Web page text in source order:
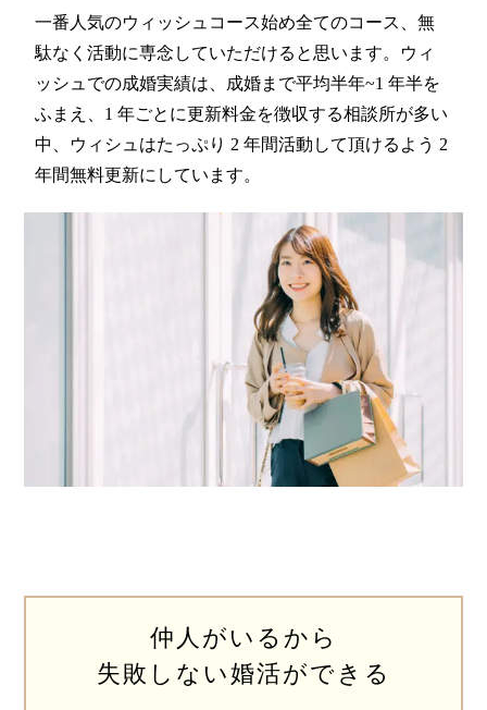
一番人気のウィッシュコース始め全てのコース、無
駄なく活動に専念していただけると思います。ウィ
ッシュでの成婚実績は、成婚まで平均半年~1 年半を
ふまえ、1 年ごとに更新料金を徴収する相談所が多い
中、ウィシュはたっぷり 2 年間活動して頂けるよう 2
年間無料更新にしています。
仲人がいるから
失敗しない婚活ができる